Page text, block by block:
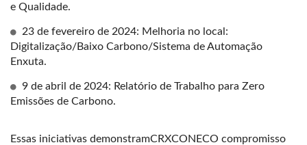
e Qualidade.
23 de fevereiro de 2024: Melhoria no local:
Digitalização/Baixo Carbono/Sistema de Automação
Enxuta.
9 de abril de 2024: Relatório de Trabalho para Zero
Emissões de Carbono.
Essas iniciativas demonstramCRXCONECO compromisso